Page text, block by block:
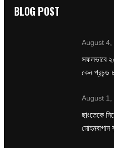
BLOG POST
August 4,
সফলভাবে
কেন প্রচন্ড
August 1,
ছাংতেকে
মোহনবাগান